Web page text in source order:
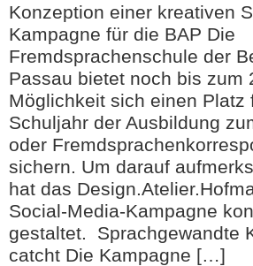
Konzeption einer kreativen
Kampagne für die BAP Die
Fremdsprachenschule der
Passau bietet noch bis zum
Möglichkeit sich einen Platz
Schuljahr der Ausbildung
oder
sichern. Um darauf
hat das
Social-Media-Kampagne
gestaltet. Sprachgewandte
catcht Die Kampagne […]